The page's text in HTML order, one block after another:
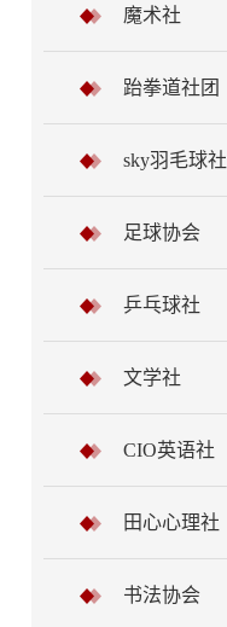
魔术社
跆拳道社团
sky羽毛球社
足球协会
乒乓球社
文学社
CIO英语社
田心心理社
书法协会